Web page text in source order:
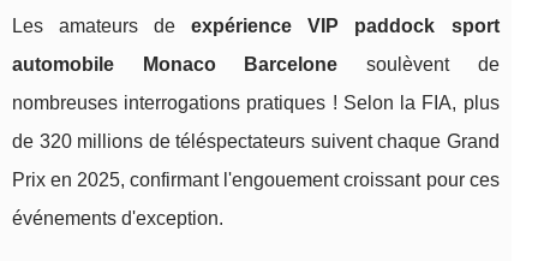
Les amateurs deexpérience VIP paddock sport
automobile Monaco Barcelone soulèvent de
nombreuses interrogations pratiques ! Selon la FIA, plus
de 320 millions de téléspectateurs suivent chaque Grand
Prix en 2025, confirmant l'engouement croissant pour ces
événements d'exception.